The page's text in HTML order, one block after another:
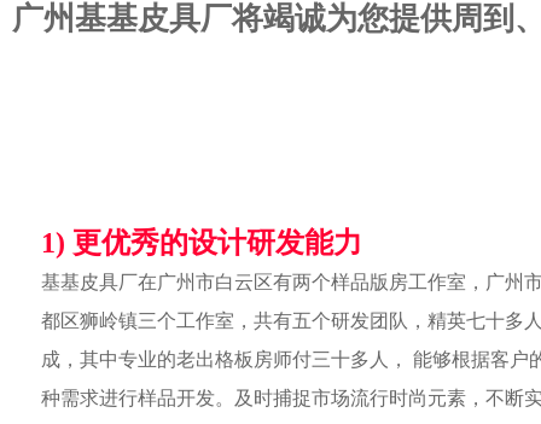
广州基基皮具厂将竭诚为您提供周到
1) 更优秀的设计研发能力
基基皮具厂在广州市白云区有两个样品版房工作室，广州
都区狮岭镇三个工作室，共有五个研发团队，精英七十多
成，其中专业的老出格板房师付三十多人， 能够根据客户
种需求进行样品开发。及时捕捉市场流行时尚元素，不断